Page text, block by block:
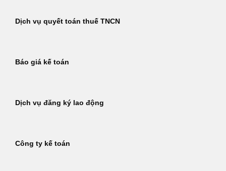
Dịch vụ quyết toán thuế TNCN
Báo giá kế toán
Dịch vụ đăng ký lao động
Công ty kế toán